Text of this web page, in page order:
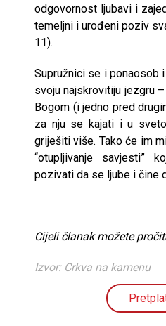
odgovornost ljubavi i
temeljni i urođeni poziv
11).
Supružnici se i ponaosob
svoju najskrovitiju jezgru
Bogom (i jedno pred
za nju se kajati i u
griješiti više. Tako će im
“otupljivanje savjesti”
pozivati da se ljube i čine
Cijeli članak možete
Izvor: Crkva na kamenu